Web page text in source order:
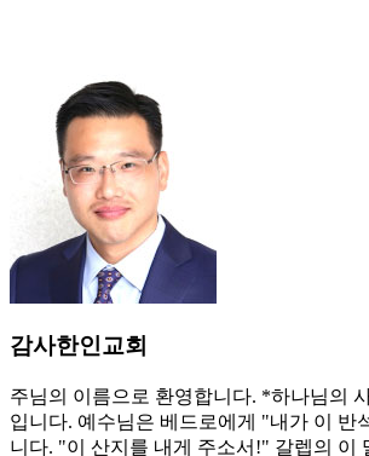
감사한인교회
주님의 이름으로 환영합니다. *하나님의
입니다. 예수님은 베드로에게 "내가 이 반
니다. "이 산지를 내게 주소서!" 갈렙의 이